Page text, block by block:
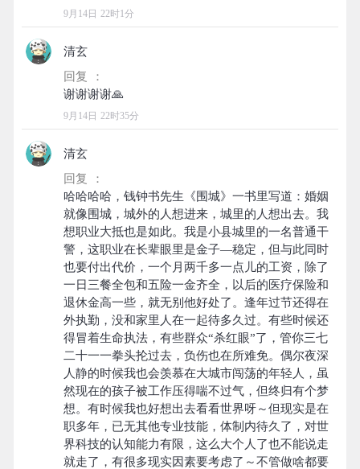
9月14日 22时1分
清玄
回复 ：
9月14日 22时35分
清玄
回复 ：
哈哈哈哈，钱钟书先生《围城》一书里写道：婚姻
就像围城，城外的人想进来，城里的人想出去。我
想职业大抵也是如此。我是小县城里的一名普通干
警，这职业在长辈眼里是金子—稳定，但与此同时
也要付出代价，一个月两千多一点儿的工资，除了
一日三餐全包和五险一金齐全，以后的医疗保险和
退休金高一些，就无别他好处了。逢年过节还得在
外执勤，没和家里人在一起待多久过。有些时候还
得冒着生命执法，有些群众“杀红眼”了，管你三七
二十一一拳头抡过去，负伤也在所难免。偶尔夜深
人静的时候我也会羡慕在大城市闯荡的年轻人，虽
然现在的孩子被工作压得喘不过气，但终归有个梦
想。有时候我也好想出去看看世界呀～但现实是在
职多年，已无其他专业技能，体制内待久了，对世
界科技的认知能力有限，这么大个人了也不能说走
就走了，有很多现实因素要考虑了～不管做啥都要